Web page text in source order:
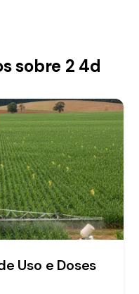
sobre 2 4d
Uso e Doses